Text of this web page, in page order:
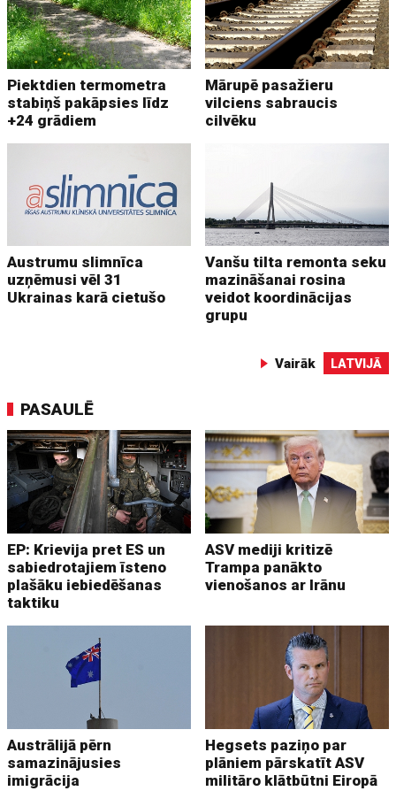
Piektdien termometra
stabiņš pakāpsies līdz
+24 grādiem
Mārupē pasažieru
vilciens sabraucis
cilvēku
Austrumu slimnīca
uzņēmusi vēl 31
Ukrainas karā cietušo
Vanšu tilta remonta seku
mazināšanai rosina
veidot koordinācijas
grupu
Vairāk LATVIJĀ
PASAULĒ
EP: Krievija pret ES un
sabiedrotajiem īsteno
plašāku iebiedēšanas
taktiku
ASV mediji kritizē
Trampa panākto
vienošanos ar Irānu
Austrālijā pērn
samazinājusies
imigrācija
Hegsets paziņo par
plāniem pārskatīt ASV
militāro klātbūtni Eiropā